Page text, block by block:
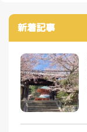
新着記事